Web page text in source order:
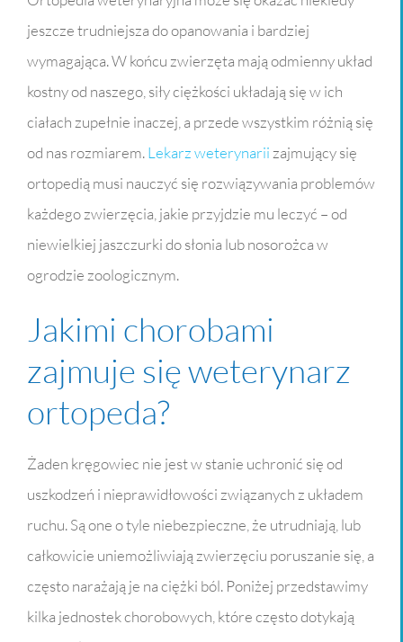
jeszcze trudniejsza do opanowania i bardziej
wymagająca. W końcu zwierzęta mają odmienny układ
kostny od naszego, siły ciężkości układają się w ich
ciałach zupełnie inaczej, a przede wszystkim różnią się
od nas rozmiarem.Lekarz weterynarii zajmujący się
ortopedią musi nauczyć się rozwiązywania problemów
każdego zwierzęcia, jakie przyjdzie mu leczyć – od
niewielkiej jaszczurki do słonia lub nosorożca w
ogrodzie zoologicznym.
Jakimi chorobami
zajmuje się weterynarz
ortopeda?
Żaden kręgowiec nie jest w stanie uchronić się od
uszkodzeń i nieprawidłowości związanych z układem
ruchu. Są one o tyle niebezpieczne, że utrudniają, lub
całkowicie uniemożliwiają zwierzęciu poruszanie się, a
często narażają je na ciężki ból. Poniżej przedstawimy
kilka jednostek chorobowych, które często dotykają